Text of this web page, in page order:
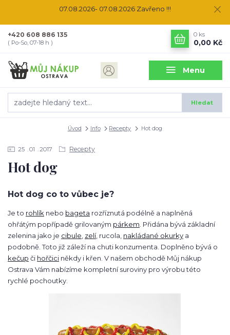
07.08.2026- 07.08.2026 Zavřeno !!!
Menu
Hledat
+420 608 886 135
( Po-So, 07-18 h )
0 ks
0,00 Kč
Úvod Info Recepty Hot dog
25 01 2017 Recepty
Hot dog
Hot dog co to vůbec je?
Je to rohlík nebo bageta rozříznutá podélně a naplněná
ohřátým popřípadě grilovaným párkem . Přidána bývá základní
zelenina jako je cibule zelí, rucola, nakládané okurky a
podobně. Toto již záleží na chuti konzumenta. Doplněno bývá o
kečup či hořčici někdy i křen. V našem obchodě Můj nákup
Ostrava Vám nabízíme kompletní suroviny pro výrobu této
rychlé pochoutky.